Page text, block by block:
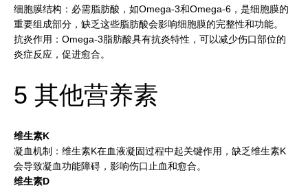
细胞膜结构：必需脂肪酸，如Omega-3和Omega-6，是细胞膜的
重要组成部分，缺乏这些脂肪酸会影响细胞膜的完整性和功能。
抗炎作用：Omega-3脂肪酸具有抗炎特性，可以减少伤口部位的
炎症反应，促进愈合。
5 其他营养素
维生素K
凝血机制：维生素K在血液凝固过程中起关键作用，缺乏维生素K
会导致凝血功能障碍，影响伤口止血和愈合。
维生素D